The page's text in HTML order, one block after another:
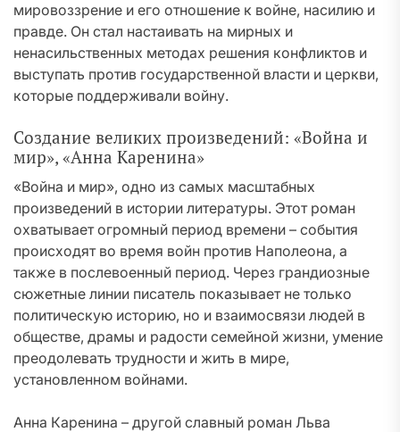
мировоззрение и его отношение к войне, насилию и
правде. Он стал настаивать на мирных и
ненасильственных методах решения конфликтов и
выступать против государственной власти и церкви,
которые поддерживали войну.
Создание великих произведений: «Война и
мир», «Анна Каренина»
«Война и мир», одно из самых масштабных
произведений в истории литературы. Этот роман
охватывает огромный период времени – события
происходят во время войн против Наполеона, а
также в послевоенный период. Через грандиозные
сюжетные линии писатель показывает не только
политическую историю, но и взаимосвязи людей в
обществе, драмы и радости семейной жизни, умение
преодолевать трудности и жить в мире,
установленном войнами.
Анна Каренина – другой славный роман Льва